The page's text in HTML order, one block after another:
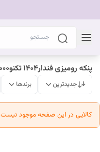
پنکه رومیزی فندار۱۴۰۴ تکنو۲۰۰۰وات
جدیدترین برندها
کالایی در این صفحه موجود نیست